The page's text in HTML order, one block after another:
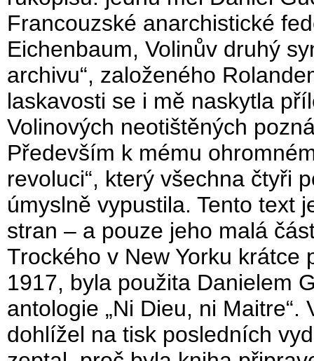
Francouzské anarchistické
Eichenbaum, Volinův druhý
archivu“, založeného
laskavosti se i mě naskytla
Volinových neotištěných
Především k mému
revoluci“, který všechna čtyři
úmyslně vypustila. Tento text
stran – a pouze jeho malá
Trockého v New Yorku krátce
1917, byla použita Danielem
antologie „Ni Dieu, ni
dohlížel na tisk posledních